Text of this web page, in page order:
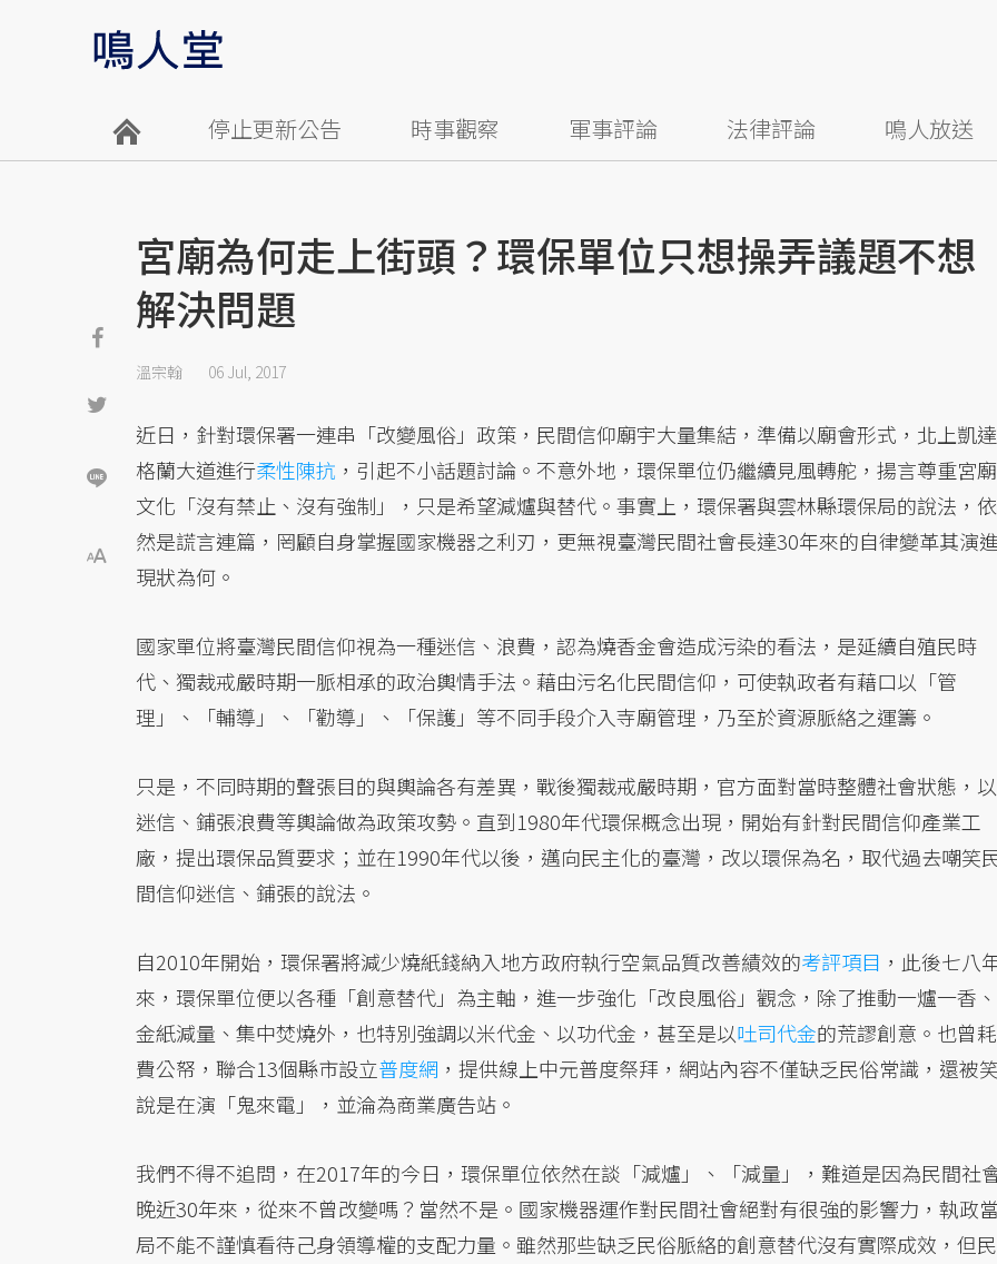
停止更新公告 時事觀察 軍事評論 法律評論 鳴人放送
宮廟為何走上街頭？環保單位只想操弄議題不想
解決問題
溫宗翰 06 Jul, 2017
近日，針對環保署一連串「改變風俗」政策，民間信仰廟宇大量集結，準備以廟會形式，北上凱達
格蘭大道進行柔性陳抗 ，引起不小話題討論。不意外地，環保單位仍繼續見風轉舵，揚言尊重宮廟
文化「沒有禁止、沒有強制」，只是希望減爐與替代。事實上，環保署與雲林縣環保局的說法，依
然是謊言連篇，罔顧自身掌握國家機器之利刃，更無視臺灣民間社會長達30年來的自律變革其演
現狀為何。
國家單位將臺灣民間信仰視為一種迷信、浪費，認為燒香金會造成污染的看法，是延續自殖民時
代、獨裁戒嚴時期一脈相承的政治輿情手法。藉由污名化民間信仰，可使執政者有藉口以「管
理」、「輔導」、「勸導」、「保護」等不同手段介入寺廟管理，乃至於資源脈絡之運籌。
只是，不同時期的聲張目的與輿論各有差異，戰後獨裁戒嚴時期，官方面對當時整體社會狀態，以
迷信、鋪張浪費等輿論做為政策攻勢。直到1980年代環保概念出現，開始有針對民間信仰產業工
廠，提出環保品質要求；並在1990年代以後，邁向民主化的臺灣，改以環保為名，取代過去嘲笑
間信仰迷信、鋪張的說法。
自2010年開始，環保署將減少燒紙錢納入地方政府執行空氣品質改善績效的考評項目 ，此後七八
來，環保單位便以各種「創意替代」為主軸，進一步強化「改良風俗」觀念，除了推動一爐一香、
金紙減量、集中焚燒外，也特別強調以米代金、以功代金，甚至是以吐司代金的荒謬創意。也曾耗
費公帑，聯合13個縣市設立普度網 ，提供線上中元普度祭拜，網站內容不僅缺乏民俗常識，還被
說是在演「鬼來電」，並淪為商業廣告站。
我們不得不追問，在2017年的今日，環保單位依然在談「減爐」、「減量」，難道是因為民間社
晚近30年來，從來不曾改變嗎？當然不是。國家機器運作對民間社會絕對有很強的影響力，執政
局不能不謹慎看待己身領導權的支配力量。雖然那些缺乏民俗脈絡的創意替代沒有實際成效，但民